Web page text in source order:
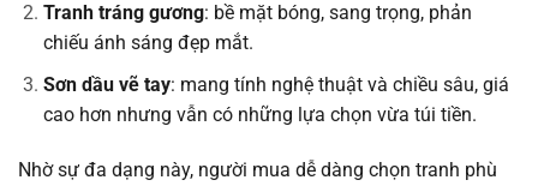
Tranh tráng gương: bề mặt bóng, sang trọng, phản
chiếu ánh sáng đẹp mắt.
Sơn dầu vẽ tay: mang tính nghệ thuật và chiều sâu, giá
cao hơn nhưng vẫn có những lựa chọn vừa túi tiền.
Nhờ sự đa dạng này, người mua dễ dàng chọn tranh phù